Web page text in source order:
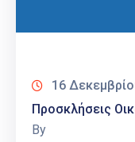
16
Προσκλήσεις
By